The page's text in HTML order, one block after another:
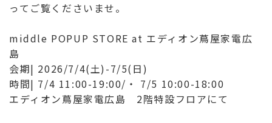
ってご覧くださいませ。
middle POPUP STORE at エディオン蔦屋家電広
島
会期| 2026/7/4(土)-7/5(日)
時間| 7/4 11:00-19:00/・ 7/5 10:00-18:00
エディオン蔦屋家電広島 2階特設フロアにて